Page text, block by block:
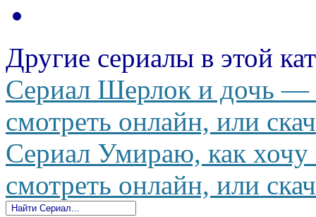
Другие сериалы в этой
Сериал Шерлок и дочь —
смотреть онлайн, или
Сериал Умираю, как
смотреть онлайн, или